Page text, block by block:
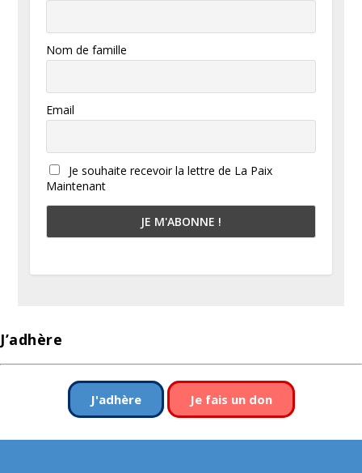
Nom de famille
Email
Je souhaite recevoir la lettre de La Paix
Maintenant
J’adhère
J'adhère Je fais un don